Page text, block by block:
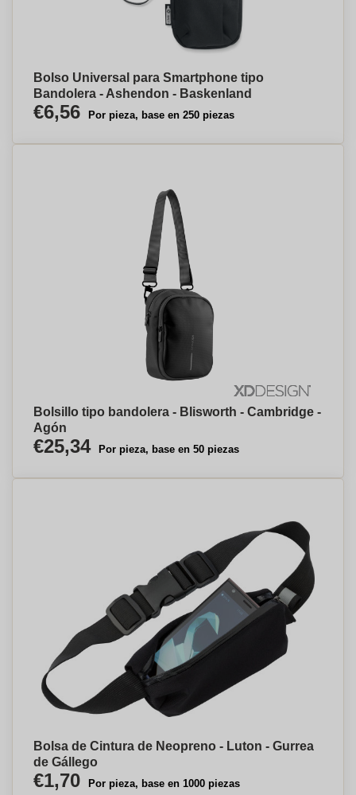
Bolso Universal para Smartphone tipo
Bandolera - Ashendon - Baskenland
€6,56 Por pieza, base en 250 piezas
Bolsillo tipo bandolera - Blisworth - Cambridge -
Agón
€25,34 Por pieza, base en 50 piezas
Bolsa de Cintura de Neopreno - Luton - Gurrea
de Gállego
€1,70 Por pieza, base en 1000 piezas